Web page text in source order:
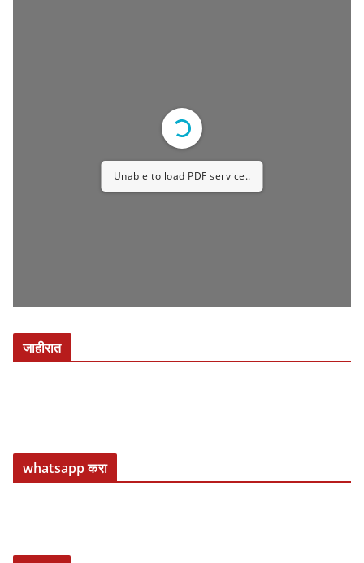
Unable to load PDF service..
जाहीरात
whatsapp करा